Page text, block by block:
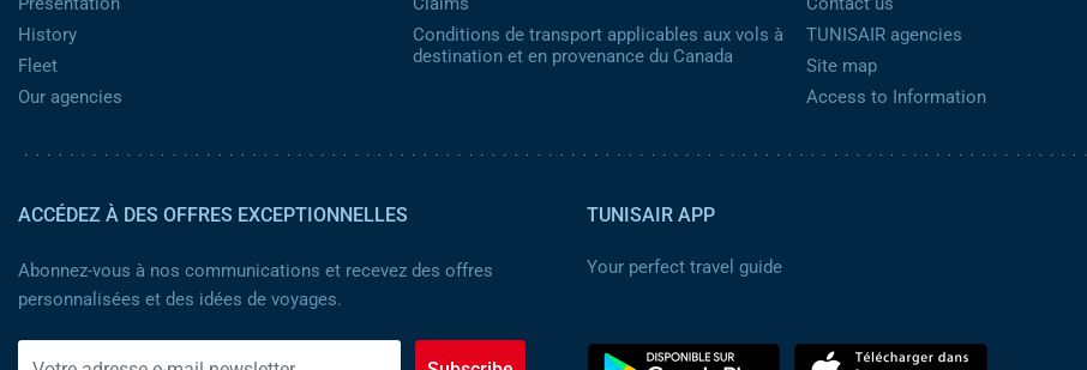
History
Fleet
Our agencies
Conditions de transport applicables aux vols à
destination et en provenance du Canada
TUNISAIR agencies
Site map
Access to Information
ACCÉDEZ À DES OFFRES EXCEPTIONNELLES
Abonnez-vous à nos communications et recevez des offres
personnalisées et des idées de voyages.
TUNISAIR APP
Your perfect travel guide